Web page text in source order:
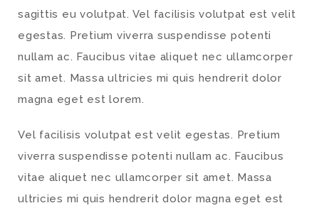
sagittis eu volutpat. Vel facilisis volutpat est velit
egestas. Pretium viverra suspendisse potenti
nullam ac. Faucibus vitae aliquet nec ullamcorper
sit amet. Massa ultricies mi quis hendrerit dolor
magna eget est lorem.
Vel facilisis volutpat est velit egestas. Pretium
viverra suspendisse potenti nullam ac. Faucibus
vitae aliquet nec ullamcorper sit amet. Massa
ultricies mi quis hendrerit dolor magna eget est